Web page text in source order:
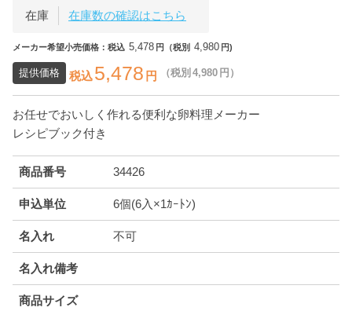
在庫 在庫数の確認はこちら
メーカー希望小売価格：税込 5,478 円（税別 4,980 円)
提供価格 税込5,478 円 （税別 4,980 円）
お任せでおいしく作れる便利な卵料理メーカー
レシピブック付き
商品番号 34426
申込単位 6個(6入×1ｶｰﾄﾝ)
名入れ 不可
名入れ備考
商品サイズ